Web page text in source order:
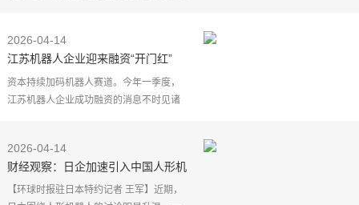
松的比赛中，机器
2026-04-14
江苏机器人企业迎来融资“开门红”
资本持续加码机器人赛道。今年一季度，
江苏机器人企业成功融资的消息不时见诸
企业有8家，另有多
2026-04-14
财经观察：日企加速引入中国人形机
器人
【环球时报驻日本特约记者 王军】近期，